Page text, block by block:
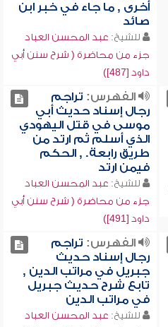
أخرى , ما جاء في خبر ابن
صائد
للشيخ: عبد المحسن العباد
جزء من محاضرة ( شرح سنن أبي
داود [487])
الفهرس: تراجم
رجال إسناد حديث أبي
موسى في قتل اليهودي
الذي أسلم ثم ارتد من
طريق رابعة. , الحكم
فيمن ارتد
للشيخ: عبد المحسن العباد
جزء من محاضرة ( شرح سنن أبي
داود [491])
الفهرس: تراجم
رجال إسناد حديث
جبريل في مراتب الدين ,
تابع شرح حديث جبريل
في مراتب الدين
للشيخ: عبد المحسن العباد